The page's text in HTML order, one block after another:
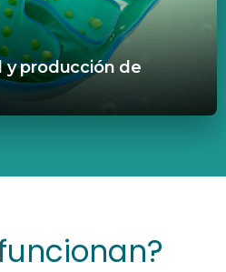
y producción de